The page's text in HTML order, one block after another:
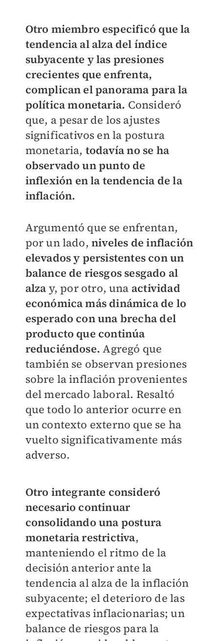
Otro miembro especificó que la
tendencia al alza del índice
subyacente y las presiones
crecientes que enfrenta,
complican el panorama para la
política monetaria. Consideró
que, a pesar de los ajustes
significativos en la postura
monetaria, todavía no se ha
observado un punto de
inflexión en la tendencia de la
inflación.
Argumentó que se enfrentan,
por un lado,niveles de inflación
elevados y persistentes con un
balance de riesgos sesgado al
alza y, por otro, una actividad
económica más dinámica de lo
esperado con una brecha del
producto que continúa
reduciéndose.Agregó que
también se observan presiones
sobre la inflación provenientes
del mercado laboral. Resaltó
que todo lo anterior ocurre en
un contexto externo que se ha
vuelto significativamente más
adverso.
Otro integrante consideró
necesario continuar
consolidando una postura
monetaria restrictiva,
manteniendo el ritmo de la
decisión anterior ante la
tendencia al alza de la inflación
subyacente; el deterioro de las
expectativas inflacionarias; un
balance de riesgos para la